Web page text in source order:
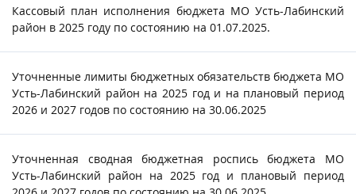
Кассовый план исполнения бюджета МО Усть-Лабинский
район в 2025 году по состоянию на 01.07.2025.
Уточненные лимиты бюджетных обязательств бюджета МО
Усть-Лабинский район на 2025 год и на плановый период
2026 и 2027 годов по состоянию на 30.06.2025
Уточненная сводная бюджетная роспись бюджета МО
Усть-Лабинский район на 2025 год и плановый период